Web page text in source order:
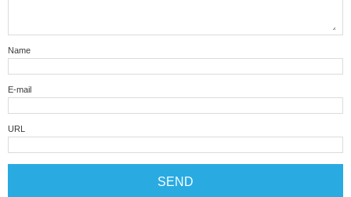
Name
E-mail
URL